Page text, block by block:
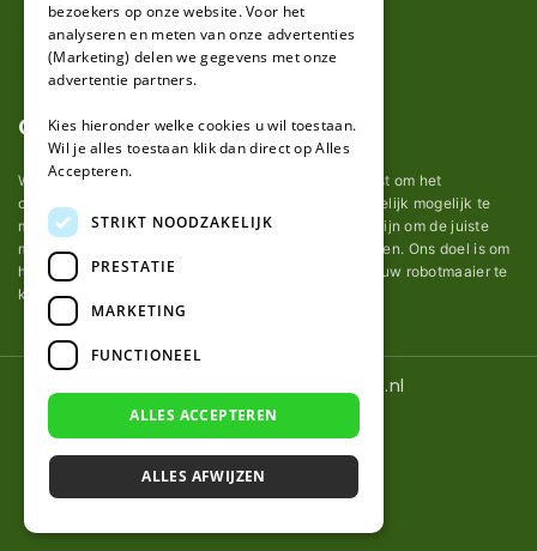
Over ons
Wij van robotmaaier-mesjes.nl doen ons uiterste best om het
onderhoud van robot grasmaaier mesjes zo gemakkelijk mogelijk te
maken. Uit ervaring merkten we hoe lastig het kan zijn om de juiste
messen voor een automatische grasmachine te vinden. Ons doel is om
het u makkelijk te maken om de goede mesjes voor uw robotmaaier te
kopen.
© 2026 Robotmaaier-mesjes.nl
bezoekers op onze website. Voor het
analyseren en meten van onze advertenties
(Marketing) delen we gegevens met onze
advertentie partners.
Kies hieronder welke cookies u wil toestaan.
Wil je alles toestaan klik dan direct op Alles
Accepteren.
STRIKT NOODZAKELIJK
PRESTATIE
MARKETING
FUNCTIONEEL
ALLES ACCEPTEREN
ALLES AFWIJZEN